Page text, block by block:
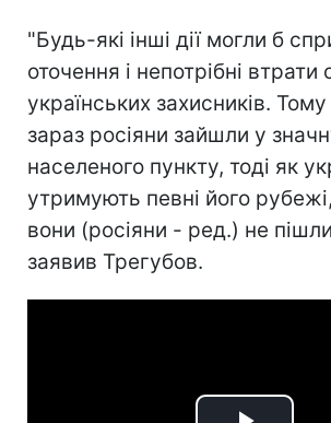
"Будь-які інші дії могли б
оточення і непотрібні втрати
українських захисників.
зараз росіяни зайшли у
населеного пункту, тоді як
утримують певні його
вони (росіяни - ред.) не
заявив Трегубов.